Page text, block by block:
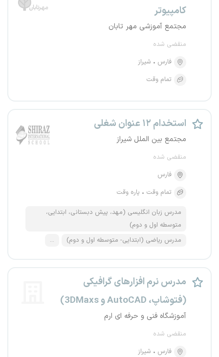
کامپیوتر
مجتمع آموزشی مهر تابان
منقضی شده
فارس
شیراز
تمام وقت
استخدام ۱۲ عنوان شغلی
مجتمع بین الملل شیراز
منقضی شده
فارس
تمام وقت
پاره وقت
مدرس زبان انگلیسی (مهد، پیش دبستانی، ابتدایی،
متوسطه اول و دوم)
مدرس ریاضی (ابتدایی- متوسطه اول و دوم)
...
مدرس نرم افزارهای گرافیکی
(فتوشاپ، AutoCAD و 3DMaxs)
آموزشگاه فنی و حرفه ای ارم
منقضی شده
فارس
شیراز